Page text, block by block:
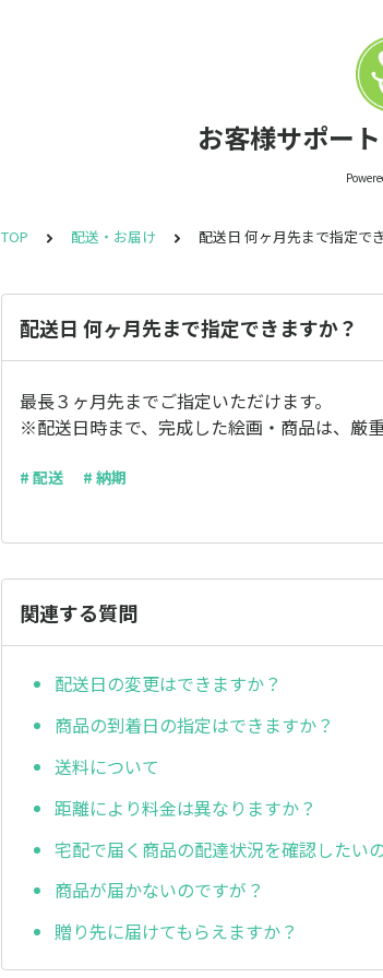
お客様サポー
TOP 配送・お届け 配送日 何ヶ月先まで指定で
配送日 何ヶ月先まで指定できますか？
最長３ヶ月先までご指定いただけます。
※配送日時まで、完成した絵画・商品は、厳重
# 配送 # 納期
関連する質問
配送日の変更はできますか？
商品の到着日の指定はできますか？
送料について
距離により料金は異なりますか？
宅配で届く商品の配達状況を確認したい
商品が届かないのですが？
贈り先に届けてもらえますか？